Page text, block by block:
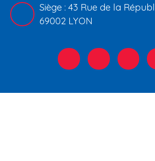
Siège : 43 Rue de la
69002 LYON